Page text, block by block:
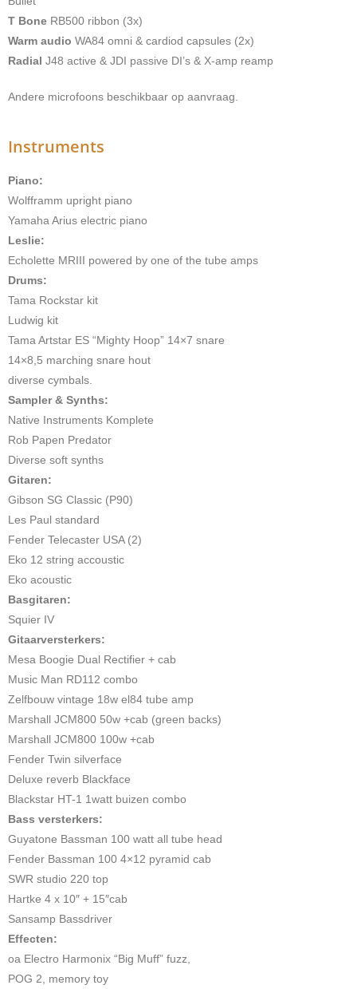
T Bone RB500 ribbon (3x)
Warm audio WA84 omni & cardiod capsules (2x)
Radial J48 active & JDI passive DI’s & X-amp reamp
Andere microfoons beschikbaar op aanvraag.
Instruments
Piano:
Wolfframm upright piano
Yamaha Arius electric piano
Leslie:
Echolette MRIII powered by one of the tube amps
Drums:
Tama Rockstar kit
Ludwig kit
Tama Artstar ES “Mighty Hoop” 14×7 snare
14×8,5 marching snare hout
diverse cymbals.
Sampler & Synths:
Native Instruments Komplete
Rob Papen Predator
Diverse soft synths
Gitaren:
Gibson SG Classic (P90)
Les Paul standard
Fender Telecaster USA (2)
Eko 12 string accoustic
Eko acoustic
Basgitaren:
Squier IV
Gitaarversterkers:
Mesa Boogie Dual Rectifier + cab
Music Man RD112 combo
Zelfbouw vintage 18w el84 tube amp
Marshall JCM800 50w +cab (green backs)
Marshall JCM800 100w +cab
Fender Twin silverface
Deluxe reverb Blackface
Blackstar HT-1 1watt buizen combo
Bass versterkers:
Guyatone Bassman 100 watt all tube head
Fender Bassman 100 4×12 pyramid cab
SWR studio 220 top
Hartke 4 x 10″ + 15″cab
Sansamp Bassdriver
Effecten:
oa Electro Harmonix “Big Muff” fuzz,
POG 2, memory toy